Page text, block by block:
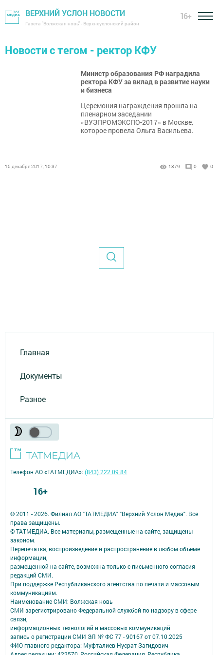
ВЕРХНИЙ УСЛОН НОВОСТИ
Газета "Волжская новь" - Верхнеуслонский район
16+
Новости с тегом - ректор КФУ
Министр образования РФ наградила
ректора КФУ за вклад в развитие науки
и бизнеса
Церемония награждения прошла на
пленарном заседании
«ВУЗПРОМЭКСПО-2017» в Москве,
которое провела Ольга Васильева.
15 декабря 2017, 10:37 1879 0 0
Главная
Документы
Разное
© 2011 - 2026. Филиал АО "ТАТМЕДИА" "Верхний Услон Медиа". Все
права защищены.
© ТАТМЕДИА. Все материалы, размещенные на сайте, защищены
законом.
Перепечатка, воспроизведение и распространение в любом объеме
информации,
размещенной на сайте, возможна только с письменного согласия
редакций СМИ.
При поддержке Республиканского агентства по печати и массовым
коммуникациям.
Наименование СМИ: Волжская новь
СМИ зарегистрировано Федеральной службой по надзору в сфере
связи,
информационных технологий и массовых коммуникаций
запись о регистрации СМИ ЭЛ № ФС 77 - 90167 от 07.10.2025
ФИО главного редактора: Муфталиев Нусрат Загидович
Телефон АО «ТАТМЕДИА»:(843) 222 09 84
16+